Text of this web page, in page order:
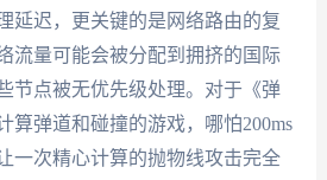
延迟，更关键的是网络路由的复
流量可能会被分配到拥挤的国际
节点被无优先级处理。对于《弹
算弹道和碰撞的游戏，哪怕200ms
一次精心计算的抛物线攻击完全